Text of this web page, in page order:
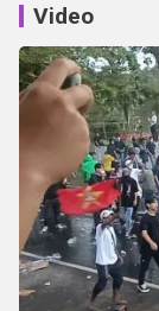
Video